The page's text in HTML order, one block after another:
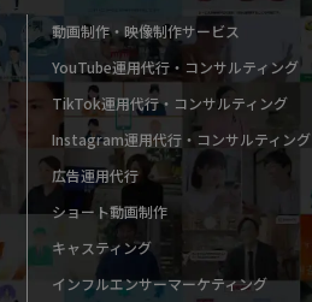
動画制作・映像制作サービス
YouTube運用代行・コンサルティング
TikTok運用代行・コンサルティング
Instagram運用代行・コンサルティング
広告運用代行
ショート動画制作
キャスティング
インフルエンサーマーケティング